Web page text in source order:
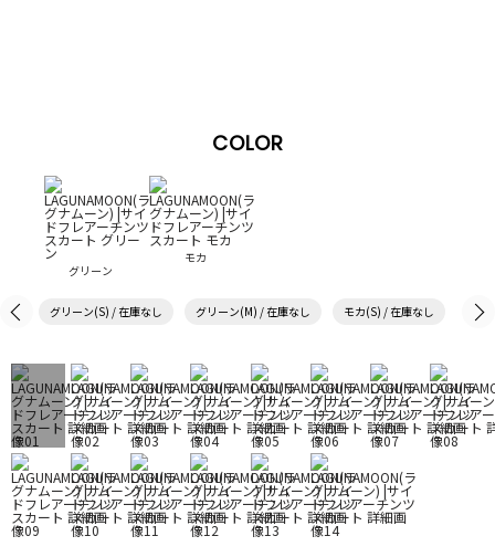
COLOR
グリーン
モカ
グリーン(S) / 在庫なし グリーン(M) / 在庫なし モカ(S) / 在庫なし